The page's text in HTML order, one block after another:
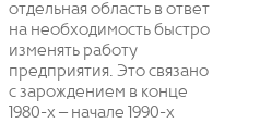
отдельная область в ответ
на необходимость быстро
изменять работу
предприятия. Это связано
с зарождением в конце
1980-х – начале 1990-х